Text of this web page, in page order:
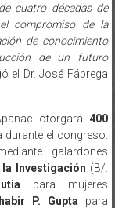
cuatro décadas de
compromiso de la
de conocimiento
de un futuro
el Dr. José Fábrega
otorgará400
el congreso.
galardones
Investigación (B/.
para mujeres
P. Gupta para